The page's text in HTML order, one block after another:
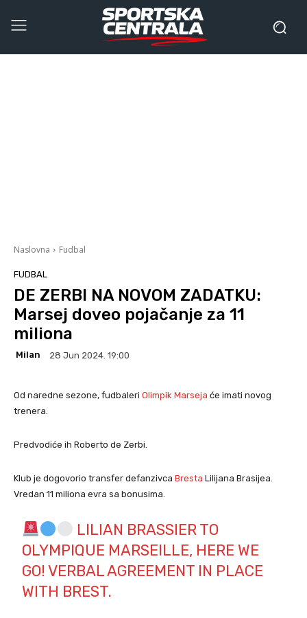
Naslovna Fudbal
FUDBAL
DE ZERBI NA NOVOM ZADATKU:
Marsej doveo pojačanje za 11
miliona
Milan 28 Jun 2024. 19:00
Od naredne sezone, fudbaleri Olimpik Marseja će imati novog
trenera.
Predvodiće ih Roberto de Zerbi.
Klub je dogovorio transfer defanzivca Bresta Lilijana Brasijea.
Vredan 11 miliona evra sa bonusima.
LILIAN BRASSIER TO
OLYMPIQUE MARSEILLE, HERE WE
GO! VERBAL AGREEMENT IN PLACE
WITH BREST.